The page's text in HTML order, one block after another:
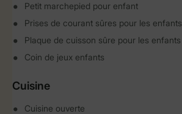
Petit marchepied pour enfant
Prises de courant sûres pour les enfants
Plaque de cuisson sûre pour les enfants
Coin de jeux enfants
Cuisine
Cuisine ouverte